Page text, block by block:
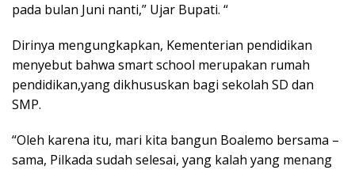
pada bulan Juni nanti,” Ujar Bupati. “
Dirinya mengungkapkan, Kementerian pendidikan
menyebut bahwa smart school merupakan rumah
pendidikan,yang dikhususkan bagi sekolah SD dan
SMP.
“Oleh karena itu, mari kita bangun Boalemo bersama –
sama, Pilkada sudah selesai, yang kalah yang menang